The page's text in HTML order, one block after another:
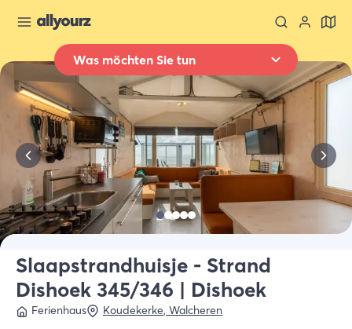
Was möchten Sie tun
Zurück zur Übersicht
Übernachten
Wo
Ganz Zeeland
Wann
Datum auswählen
Alle Arten
Wer
2 Gäste
Slaapstrandhuisje - Strand
Dishoek 345/346 | Dishoek
Ferienhaus Koudekerke, Walcheren